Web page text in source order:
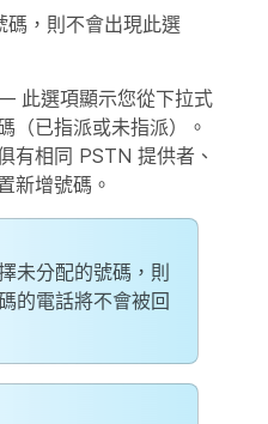
碼，則不會出現此選
此選項顯示您從下拉式
（已指派或未指派）。
有相同 PSTN 提供者、
新增號碼。
未分配的號碼，則
的電話將不會被回